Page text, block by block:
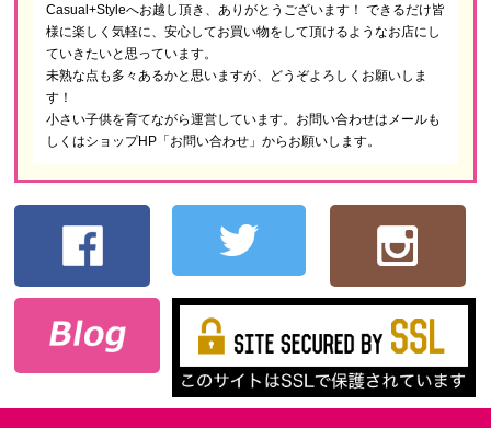
Casual+Styleへお越し頂き、ありがとうございます！ できるだけ皆
様に楽しく気軽に、安心してお買い物をして頂けるようなお店にし
ていきたいと思っています。
未熟な点も多々あるかと思いますが、どうぞよろしくお願いしま
す！
小さい子供を育てながら運営しています。お問い合わせはメールも
しくはショップHP「お問い合わせ」からお願いします。